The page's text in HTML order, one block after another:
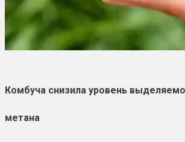
Комбуча снизила уровень
метана